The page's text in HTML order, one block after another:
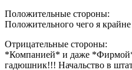
Положительные стороны:
Положительного чего я
Отрицательные стороны:
*Компанией* и даже *Фирмой*
гадюшник!!! Начальство в